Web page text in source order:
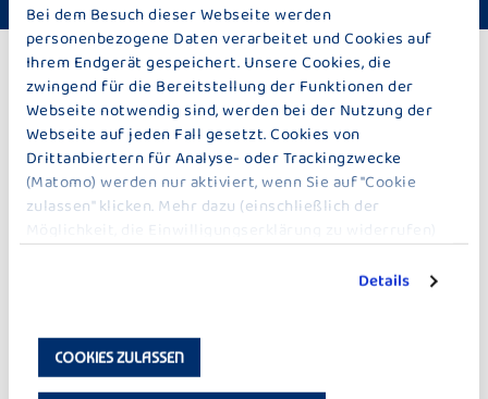
Bei dem Besuch dieser Webseite werden
personenbezogene Daten verarbeitet und Cookies auf
Ihrem Endgerät gespeichert. Unsere Cookies, die
zwingend für die Bereitstellung der Funktionen der
Webseite notwendig sind, werden bei der Nutzung der
Webseite auf jeden Fall gesetzt. Cookies von
Drittanbiertern für Analyse- oder Trackingzwecke
(Matomo) werden nur aktiviert, wenn Sie auf "Cookie
zulassen" klicken. Mehr dazu (einschließlich der
Möglichkeit, die Einwilligungserklärung zu widerrufen)
Details
COOKIES ZULASSEN
ZU DEN REZEPTEN
WEITERE IDEEN ZU HAUPTGERICHTE